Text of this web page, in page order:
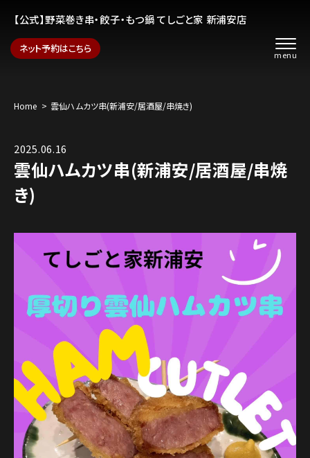
【公式】野菜巻き串・餃子・もつ鍋 てしごと家 新浦安店
ネット予約はこちら
Home 雲仙ハムカツ串(新浦安/居酒屋/串焼き)
2025.06.16
雲仙ハムカツ串(新浦安/居酒屋/串焼
き)